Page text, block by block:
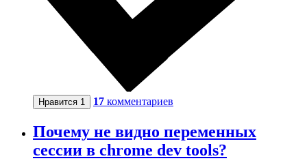
Нравится 1 17 комментариев
Почему не видно переменных
сессии в chrome dev tools?